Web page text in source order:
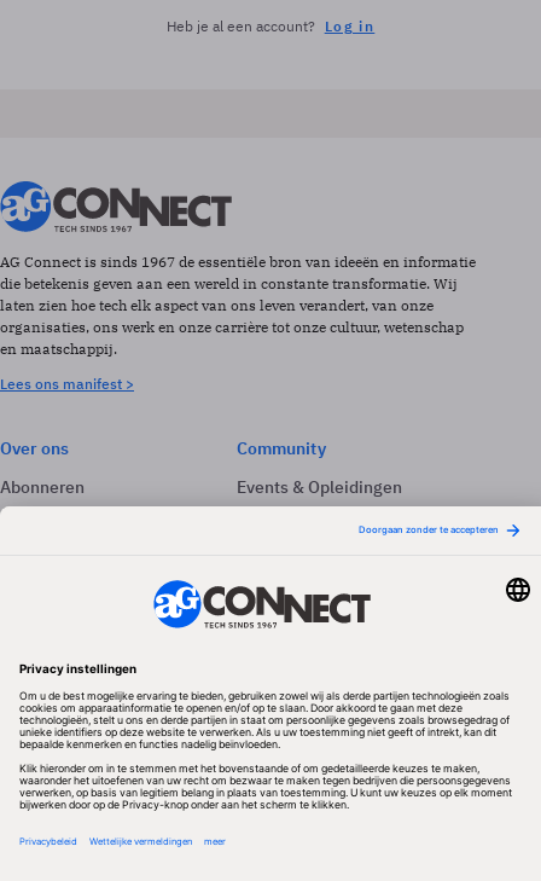
Heb je al een account? Log in
AG Connect is sinds 1967 de essentiële bron van ideeën en informatie
die betekenis geven aan een wereld in constante transformatie. Wij
laten zien hoe tech elk aspect van ons leven verandert, van onze
organisaties, ons werk en onze carrière tot onze cultuur, wetenschap
en maatschappij.
Lees ons manifest >
Over ons
Abonneren
Adverteren
Community
Events & Opleidingen
Nieuwsbrieven
Volg ons
Redactionele partner